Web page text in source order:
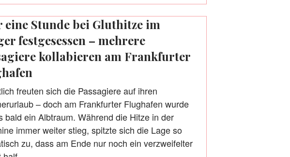
eine Stunde bei Gluthitze im
festgesessen – mehrere
kollabieren am Frankfurter
freuten sich die Passagiere auf ihren
– doch am Frankfurter Flughafen wurde
bald ein Albtraum. Während die Hitze in der
immer weiter stieg, spitzte sich die Lage so
zu, dass am Ende nur noch ein verzweifelter